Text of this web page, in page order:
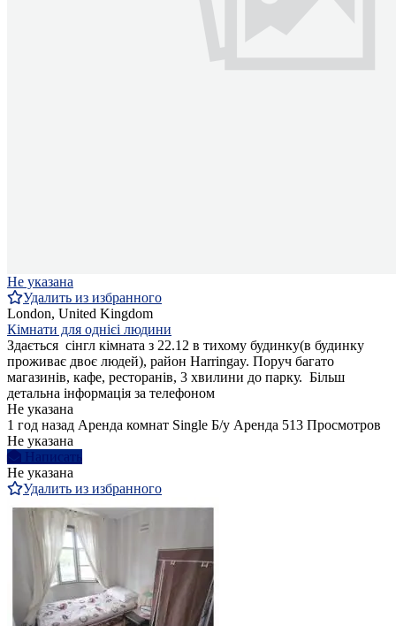
Не указана
Удалить из избранного
London, United Kingdom
Кімнати для однієі людини
Здається сінгл кімната з 22.12 в тихому будинку(в будинку
проживає двоє людей), район Harringay. Поруч багато
магазинів, кафе, ресторанів, 3 хвилини до парку. Більш
детальна інформація за телефоном
Не указана
1 год назад Аренда комнат Single Б/у Аренда 513 Просмотров
Не указана
Написать
Не указана
Удалить из избранного